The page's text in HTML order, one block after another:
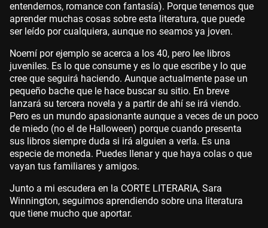
entendernos, romance con fantasía). Porque tenemos que
aprender muchas cosas sobre esta literatura, que puede
ser leído por cualquiera, aunque no seamos ya joven.
Noemí por ejemplo se acerca a los 40, pero lee libros
juveniles. Es lo que consume y es lo que escribe y lo que
cree que seguirá haciendo. Aunque actualmente pase un
pequeño bache que le hace buscar su sitio. En breve
lanzará su tercera novela y a partir de ahí se irá viendo.
Pero es un mundo apasionante aunque a veces de un poco
de miedo (no el de Halloween) porque cuando presenta
sus libros siempre duda si irá alguien a verla. Es una
especie de moneda. Puedes llenar y que haya colas o que
vayan tus familiares y amigos.
Junto a mi escudera en la CORTE LITERARIA, Sara
Winnington, seguimos aprendiendo sobre una literatura
que tiene mucho que aportar.